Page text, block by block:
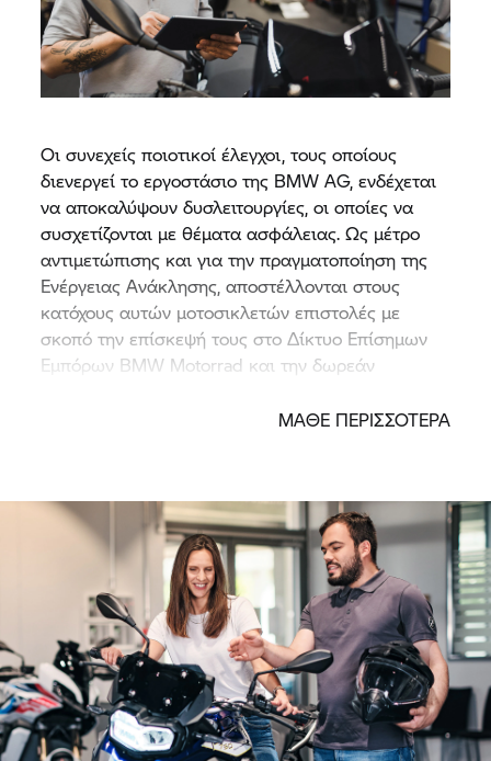
Οι συνεχείς ποιοτικοί έλεγχοι, τους οποίους
διενεργεί το εργοστάσιο της BMW AG, ενδέχεται
να αποκαλύψουν δυσλειτουργίες, οι οποίες να
συσχετίζονται με θέματα ασφάλειας. Ως μέτρο
αντιμετώπισης και για την πραγματοποίηση της
Ενέργειας Ανάκλησης, αποστέλλονται στους
κατόχους αυτών μοτοσικλετών επιστολές με
σκοπό την επίσκεψή τους στο Δίκτυο Επίσημων
Εμπόρων BMW Motorrad και την δωρεάν
ΜΑΘΕ ΠΕΡΙΣΣΟΤΕΡΑ